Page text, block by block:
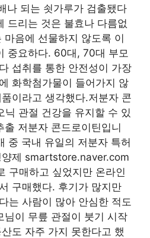
나 되는 쇳가루가 검출됐다
드리는 것은 불효나 다름없
마음에 선물하지 않도록 이
중요하다. 60대, 70대 부모
섭취를 통한 안전성이 가장
화학첨가물이 들어가지 않
이라고 생각했다.저분자 콘
닉 관절 건강을 유지할 수 있
저분자 콘드로이틴입니
중 국내 유일의 저분자 특허
양제 smartstore.naver.com
구매하고 싶었지만 온라인
구매했다. 후기가 많지만
는 사람이 많아 안심한 적도
님이 무릎 관절이 붓기 시작
도 자주 가지 못한다고 했